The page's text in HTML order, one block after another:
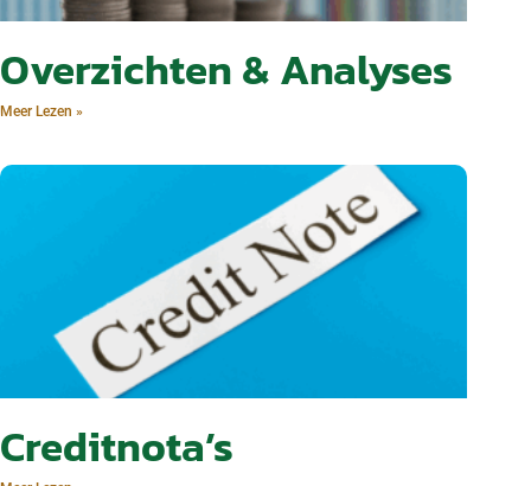
Overzichten & Analyses
Meer Lezen »
Creditnota’s